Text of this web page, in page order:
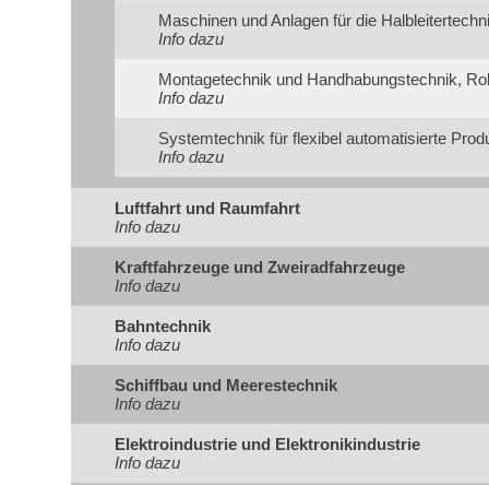
Maschinen und Anlagen für die
Info dazu
Montagetechnik und Handhabungstechnik,
Info dazu
Systemtechnik für flexibel automatisierte
Info dazu
Luftfahrt und Raumfahrt
Info dazu
Kraftfahrzeuge und Zweiradfahrzeuge
Info dazu
Bahntechnik
Info dazu
Schiffbau und Meerestechnik
Info dazu
Elektroindustrie und Elektronikindustrie
Info dazu